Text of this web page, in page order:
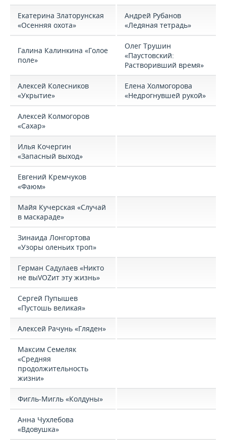
Екатерина Златорунская
«Осенняя охота»
Андрей Рубанов
«Ледяная тетрадь»
Галина Калинкина «Голое
поле»
Олег Трушин
«Паустовский:
Растворивший время»
Алексей Колесников
«Укрытие»
Елена Холмогорова
«Недрогнувшей рукой»
Алексей Колмогоров
«Сахар»
Илья Кочергин
«Запасный выход»
Евгений Кремчуков
«Фаюм»
Майя Кучерская «Случай
в маскараде»
Зинаида Лонгортова
«Узоры оленьих троп»
Герман Садулаев «Никто
не выVOZит эту жизнь»
Сергей Пупышев
«Пустошь великая»
Алексей Рачунь «Гляден»
Максим Семеляк
«Средняя
продолжительность
жизни»
Фигль-Мигль «Колдуны»
Анна Чухлебова
«Вдовушка»